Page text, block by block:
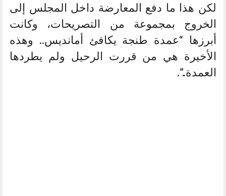
لكن هذا ما دفع المعارضة داخل المجلس إلى
الخروج بمجموعة من التصريحات، وكانت
أبرزها “عمدة طنجة يكافئ أمانديس.. وهذه
الأخيرة هي من قررت الرحيل ولم يطردها
العمدة..”.